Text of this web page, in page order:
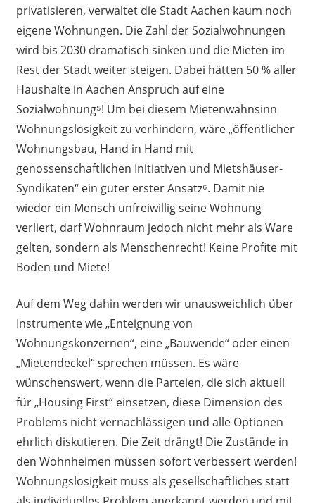
privatisieren, verwaltet die Stadt Aachen kaum noch
eigene Wohnungen. Die Zahl der Sozialwohnungen
wird bis 2030 dramatisch sinken und die Mieten im
Rest der Stadt weiter steigen. Dabei hätten 50 % aller
Haushalte in Aachen Anspruch auf eine
Sozialwohnung⁵! Um bei diesem Mietenwahnsinn
Wohnungslosigkeit zu verhindern, wäre „öffentlicher
Wohnungsbau, Hand in Hand mit
genossenschaftlichen Initiativen und Mietshäuser-
Syndikaten“ ein guter erster Ansatz⁶. Damit nie
wieder ein Mensch unfreiwillig seine Wohnung
verliert, darf Wohnraum jedoch nicht mehr als Ware
gelten, sondern als Menschenrecht! Keine Profite mit
Boden und Miete!
Auf dem Weg dahin werden wir unausweichlich über
Instrumente wie „Enteignung von
Wohnungskonzernen“, eine „Bauwende“ oder einen
„Mietendeckel“ sprechen müssen. Es wäre
wünschenswert, wenn die Parteien, die sich aktuell
für „Housing First“ einsetzen, diese Dimension des
Problems nicht vernachlässigen und alle Optionen
ehrlich diskutieren. Die Zeit drängt! Die Zustände in
den Wohnheimen müssen sofort verbessert werden!
Wohnungslosigkeit muss als gesellschaftliches statt